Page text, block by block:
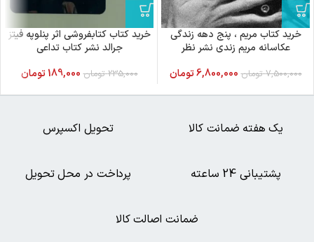
خرید کتاب مریم ، پنج دهه زندگی
عکاسانه مریم زندی نشر نظر
7,500,000 تومان 6,800,000تومان
خرید کتاب کتابفروشی اثر پنلوپه فیتز
جرالد نشر کتاب تداعی
235,000 تومان 189,000تومان
ضمانت اصالت کالا
پرداخت در محل تحویل پشتیبانی 24 ساعته
تحویل اکسپرس یک هفته ضمانت کالا